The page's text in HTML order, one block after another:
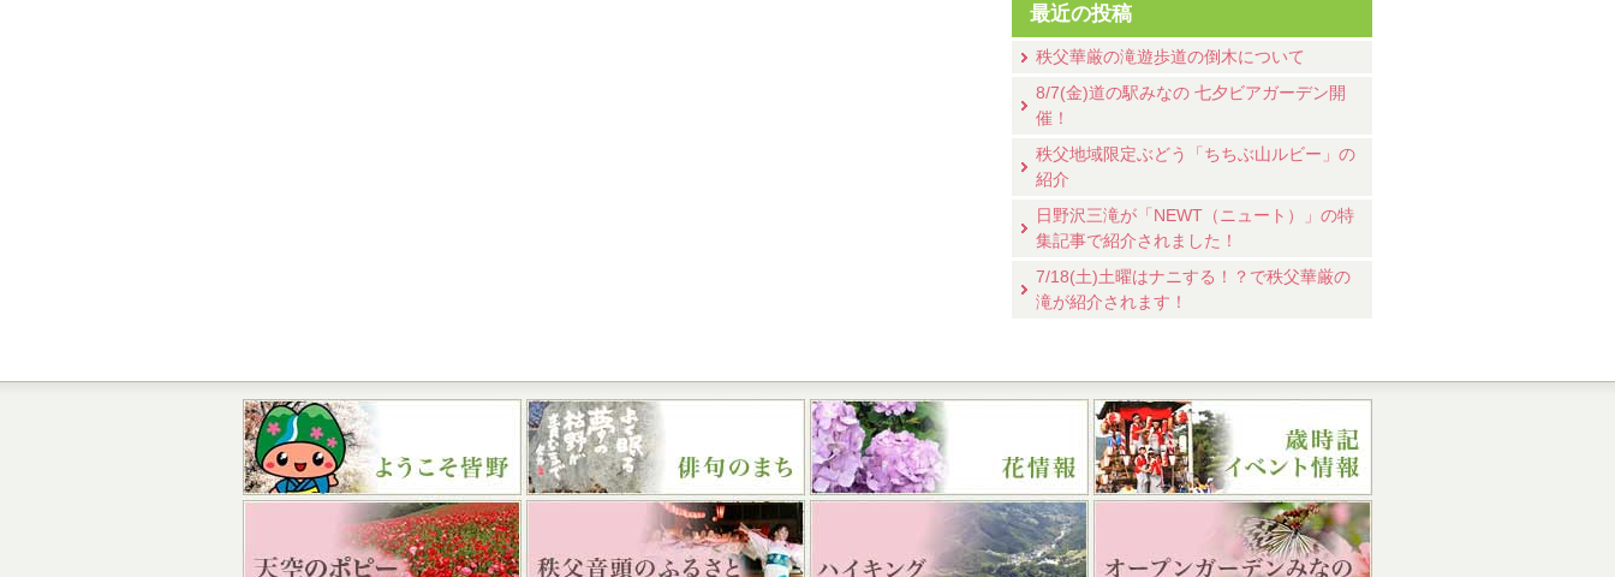
最近の投稿
秩父華厳の滝遊歩道の倒木について
8/7(金)道の駅みなの 七夕ビアガーデン開
催！
秩父地域限定ぶどう「ちちぶ山ルビー」の
紹介
日野沢三滝が「NEWT（ニュート）」の特
集記事で紹介されました！
7/18(土)土曜はナニする！？で秩父華厳の
滝が紹介されます！